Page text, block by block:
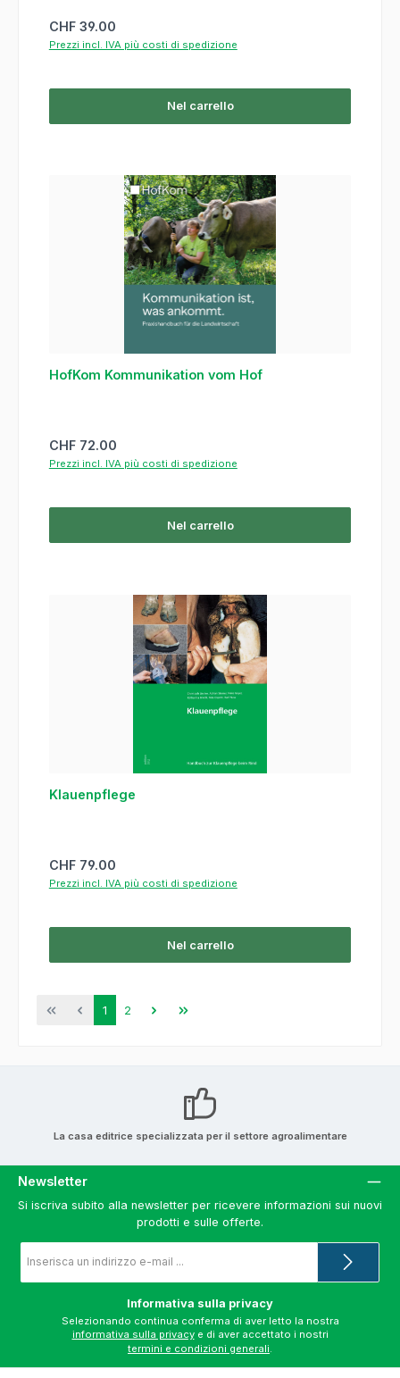
Prezzo normale:
CHF 39.00
Prezzi incl. IVA più costi di spedizione
Nel carrello
HofKom Kommunikation vom Hof
Prezzo normale:
CHF 72.00
Prezzi incl. IVA più costi di spedizione
Nel carrello
Klauenpflege
Prezzo normale:
CHF 79.00
Prezzi incl. IVA più costi di spedizione
Nel carrello
Pagina
1 Pagina
2
La casa editrice specializzata per il settore agroalimentare
Newsletter
Si iscriva subito alla newsletter per ricevere informazioni sui nuovi
prodotti e sulle offerte.
e-
*
Informativa sulla privacy
informativa sulla privacy
termini e condizioni generali.